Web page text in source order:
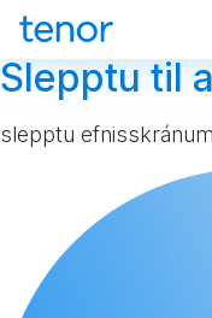
Slepptu til
slepptu